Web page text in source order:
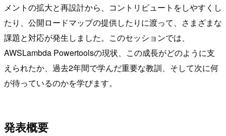
メントの拡大と再設計から、コントリビュートをしやすくし
たり、公開ロードマップの提供したりに渡って、さまざまな
課題と対応が発生しました。このセッションでは、
AWSLambda Powertoolsの現状、この成長がどのように支
えられたか、過去2年間で学んだ重要な教訓、そして次に何
が待っているのかを学びます。
発表概要